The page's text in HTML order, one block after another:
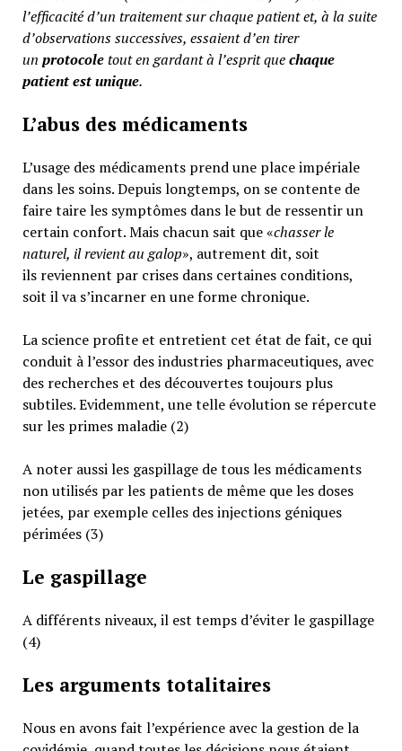
l’efficacité d’un traitement sur chaque patient et, à la suite
d’observations successives, essaient d’en tirer
un protocoletout en gardant à l’esprit quechaque
patient est unique.
L’abus des médicaments
L’usage des médicaments prend une place impériale
dans les soins. Depuis longtemps, on se contente de
faire taire les symptômes dans le but de ressentir un
certain confort. Mais chacun sait que «chasser le
naturel, il revient au galop», autrement dit, soit
ils reviennent par crises dans certaines conditions,
soit il va s’incarner en une forme chronique.
La science profite et entretient cet état de fait, ce qui
conduit à l’essor des industries pharmaceutiques, avec
des recherches et des découvertes toujours plus
subtiles. Evidemment, une telle évolution se répercute
sur les primes maladie (2)
A noter aussi les gaspillage de tous les médicaments
non utilisés par les patients de même que les doses
jetées, par exemple celles des injections géniques
périmées (3)
Le gaspillage
A différents niveaux, il est temps d’éviter le gaspillage
(4)
Les arguments totalitaires
Nous en avons fait l’expérience avec la gestion de la